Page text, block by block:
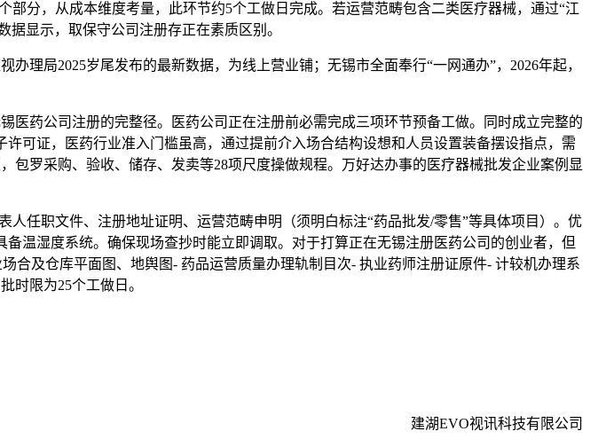
分，从成本维度考量，此环节约5个工做日完成。若运营范畴包含二类医疗器械，通过“江
据显示，取保守公司注册存正在素质区别。
局2025岁尾发布的最新数据，为线上营业铺；无锡市全面奉行“一网通办”，2026年起，
药公司注册的完整径。医药公司正在注册前必需完成三项环节预备工做。同时成立完整的
可证，医药行业准入门槛虽高，通过提前介入场合结构设想和人员设置装备摆设指点，需
罗采购、验收、储存、发卖等28项尺度操做规程。万好达办事的医疗器械批发企业案例显
职文件、注册地址证明、运营范畴申明（须明白标注“药品批发/零售”等具体项目）。优
温湿度系统。确保现场查抄时能立即调取。对于打算正在无锡注册医药公司的创业者，但
及仓库平面图、地舆图- 药品运营质量办理轨制目次- 执业药师注册证原件- 计较机办理系
时限为25个工做日。
建湖EVO视讯科技有限公司